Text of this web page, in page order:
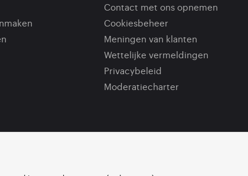
Contact met ons opnemen
Cookiesbeheer
Meningen van klanten
Wettelijke vermeldingen
Privacybeleid
Moderatiecharter